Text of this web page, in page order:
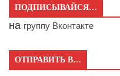
ПОДПИСЫВАЙСЯ…
на группу Вконтакте
ОТПРАВИТЬ В…